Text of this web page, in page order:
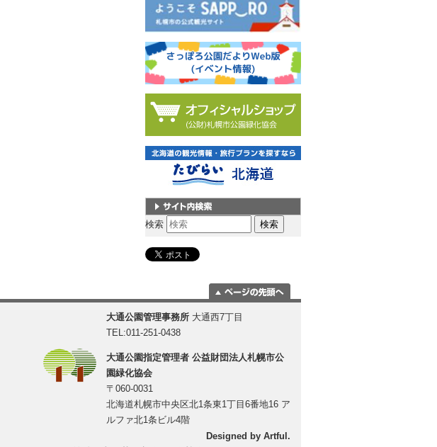
サイト内検索
検索
に移動
大通公園管理事務所 大通西7丁目
TEL:011-251-0438
大通公園指定管理者 公益財団法人札幌市公
園緑化協会
〒060-0031
北海道札幌市中央区北1条東1丁目6番地16 ア
ルファ北1条ビル4階
Designed by Artful.